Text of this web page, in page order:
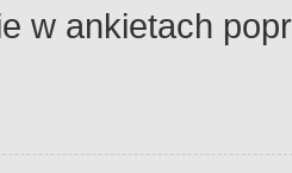
w ankietach